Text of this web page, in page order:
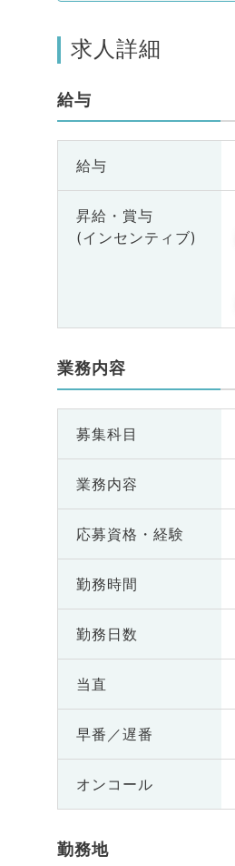
求人詳細
給与
給与
昇給・賞与
(インセンティブ)
業務内容
募集科目
業務内容
応募資格・ 経験
勤務時間
勤務日数
当直
早番／遅番
オンコール
勤務地